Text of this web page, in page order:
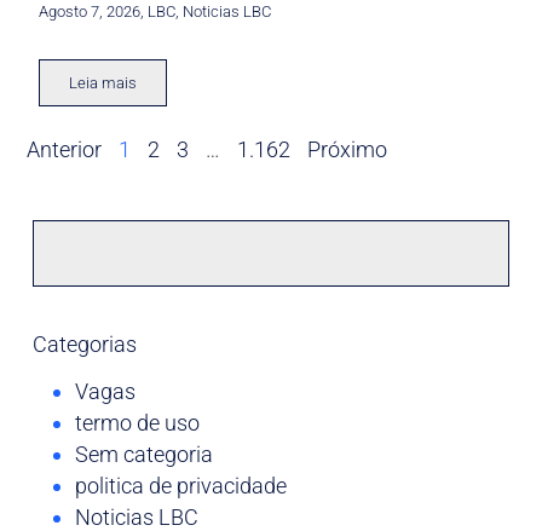
Agosto 7, 2026 LBC Noticias LBC
Leia mais
Anterior 1 2 3 … 1.162 Próximo
Categorias
Vagas
termo de uso
Sem categoria
politica de privacidade
Noticias LBC